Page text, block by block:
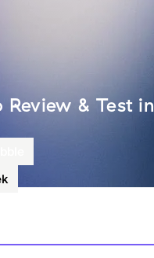
Review & Test in